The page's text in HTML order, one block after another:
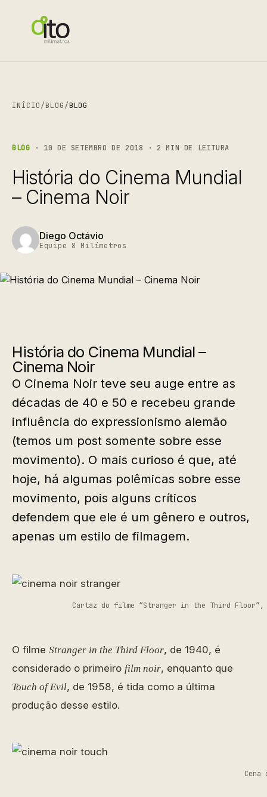
INÍCIO/BLOG/BLOG
BLOG · 10 DE SETEMBRO DE 2018 · 2 MIN DE LEITURA
História do Cinema Mundial
– Cinema Noir
Diego Octávio
Equipe 8 Milímetros
História do Cinema Mundial –
Cinema Noir
O Cinema Noir teve seu auge entre as
décadas de 40 e 50 e recebeu grande
influência do expressionismo alemão
(temos um post somente sobre esse
movimento). O mais curioso é que, até
hoje, há algumas polêmicas sobre esse
movimento, pois alguns críticos
defendem que ele é um gênero e outros,
apenas um estilo de filmagem.
Cartaz do filme “Stranger in the Third Floor”,
O filme Stranger in the Third Floor, de 1940, é
considerado o primeiro film noir, enquanto que
Touch of Evil, de 1958, é tida como a última
produção desse estilo.